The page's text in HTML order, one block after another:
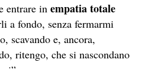
entrare in empatia totale
a fondo, senza fermarmi
scavando e, ancora,
ritengo, che si nascondano